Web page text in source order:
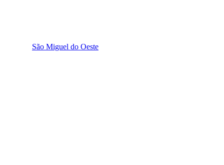
São Miguel do Oeste